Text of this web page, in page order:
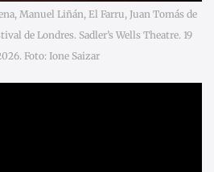
Manuel Liñán, El Farru, Juan Tomás de
de Londres. Sadler’s Wells Theatre. 19
Foto: Ione Saizar